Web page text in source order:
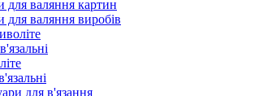
для валяння картин
для валяння виробів
для в'язання